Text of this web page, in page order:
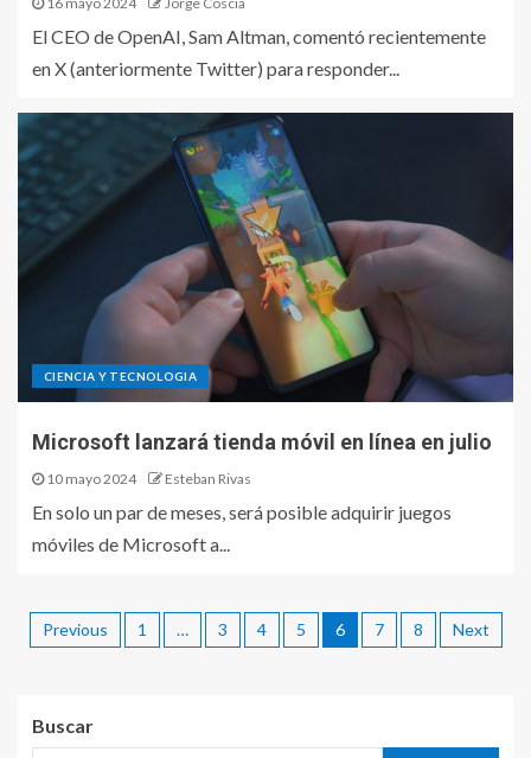
El CEO de OpenAI, Sam Altman, comentó recientemente
en X (anteriormente Twitter) para responder...
CIENCIA Y TECNOLOGIA
Microsoft lanzará tienda móvil en línea en julio
10 mayo 2024 Esteban Rivas
En solo un par de meses, será posible adquirir juegos
móviles de Microsoft a...
Previous 1 … 3 4 5 6 7 8 Next
Buscar